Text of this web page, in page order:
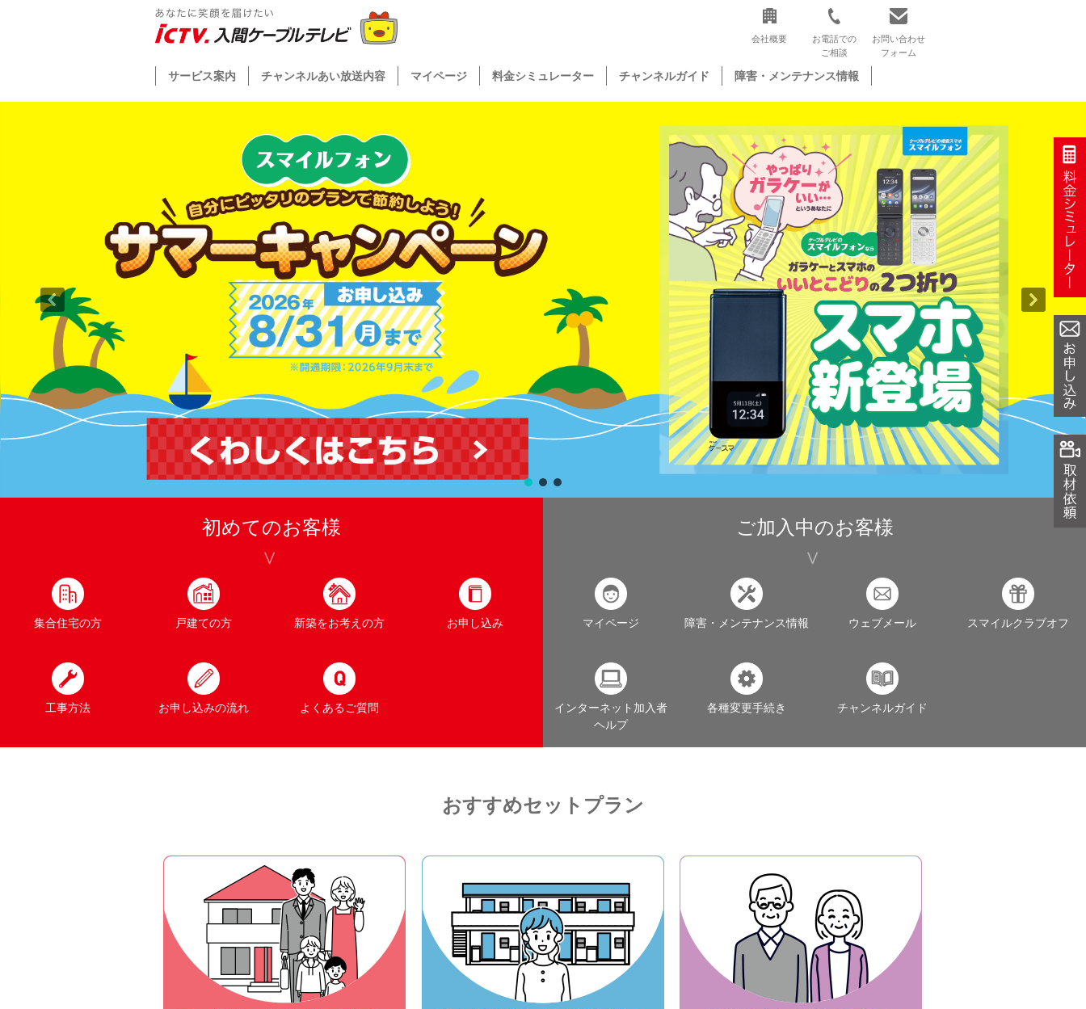
会社概要
お電話での
ご相談
お問い合わせ
フォーム
サービス案内 チャンネルあい放送内容 マイページ 料金シミュレーター チャンネルガイド 障害・メンテナンス情報
初めてのお客様
集合住宅の方 戸建ての方 新築をお考えの方 お申し込み
工事方法 お申し込みの流れ よくあるご質問
ご加入中のお客様
マイページ 障害・メンテナンス情報 ウェブメール スマイルクラブオフ
インターネット加入者
ヘルプ
各種変更手続き チャンネルガイド
おすすめセットプラン